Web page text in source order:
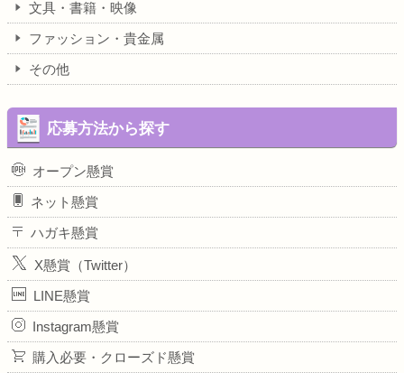
文具・書籍・映像
ファッション・貴金属
その他
応募方法から探す
オープン懸賞
ネット懸賞
ハガキ懸賞
X懸賞（Twitter）
LINE懸賞
Instagram懸賞
購入必要・クローズド懸賞